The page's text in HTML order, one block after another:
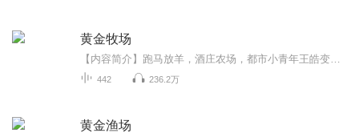
黄金牧场
442 236.2万
黄金渔场